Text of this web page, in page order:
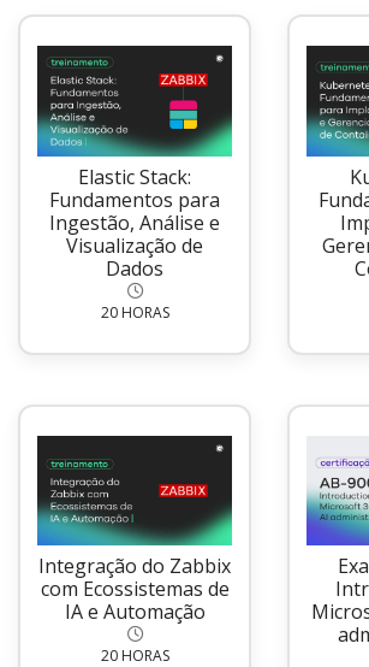
Elastic Stack:
Fundamentos para
Ingestão, Análise e
Visualização de
Dados
20 HORAS
Integração do Zabbix
com Ecossistemas de
IA e Automação
20 HORAS